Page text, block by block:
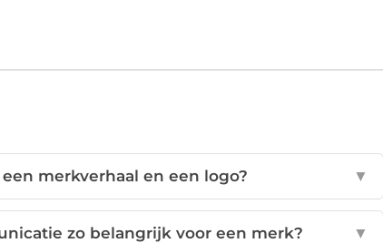
merkverhaal en een logo? ▼
zo belangrijk voor een merk? ▼